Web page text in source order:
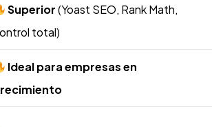
Superior(Yoast SEO, Rank Math,
total)
Ideal para empresas en